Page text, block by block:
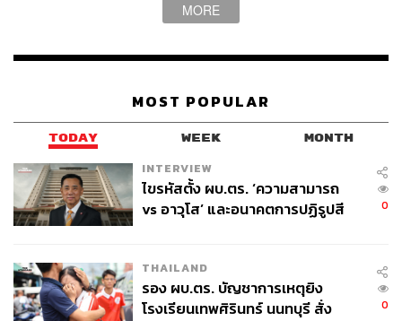
MORE
MOST POPULAR
TODAY WEEK MONTH
INTERVIEW
ไขรหัสตั้ง ผบ.ตร. ‘ความสามารถ
vs อาวุโส’ และอนาคตการปฏิรูปสี
0
THAILAND
รอง ผบ.ตร. บัญชาการเหตุยิง
โรงเรียนเทพศิรินทร์ นนทบุรี สั่ง
0